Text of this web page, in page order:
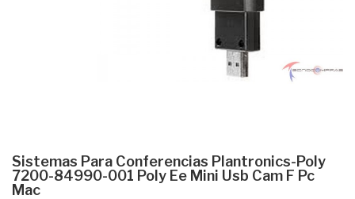
Sistemas Para Conferencias Plantronics-Poly
7200-84990-001 Poly Ee Mini Usb Cam F Pc
Mac